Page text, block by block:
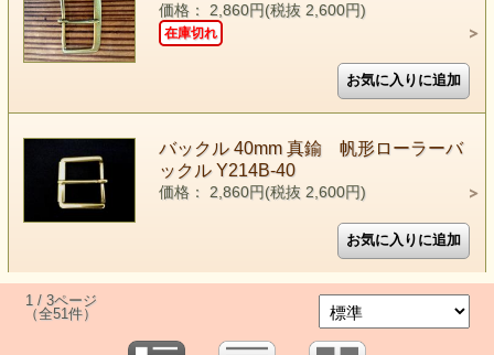
価格： 2,860円(税抜 2,600円)
在庫切れ
バックル 40mm 真鍮 帆形ローラーバ
ックル Y214B-40
価格： 2,860円(税抜 2,600円)
1 / 3ページ
（全51件）